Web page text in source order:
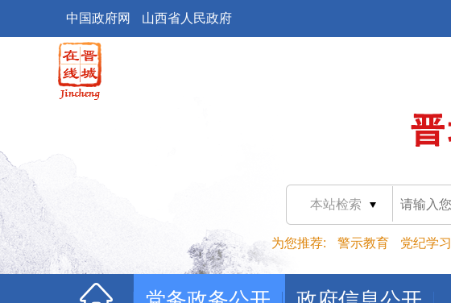
中国政府网 山西省人民政府
本站检索
为您推荐: 警示教育 党纪学习